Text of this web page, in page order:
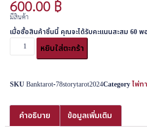
600.00 ฿
มีสินค้า
เมื่อซื้อสินค้าชิ้นนี้ คุณจะได้รับคะแนนสะสม 60พ
หยิบใส่ตะกร้า
SKUBanktarot-78storytarot2024Categoryไพ่ท
คำอธิบาย ข้อมูลเพิ่มเติม